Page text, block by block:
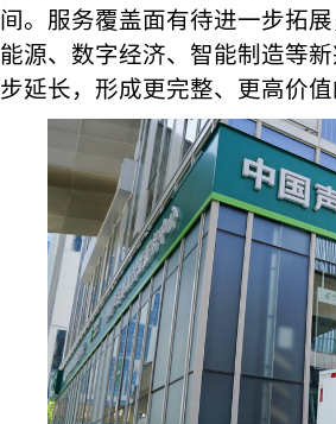
间。服务覆盖面有待进一步拓
能源、数字经济、智能制造等
步延长，形成更完整、更高价值